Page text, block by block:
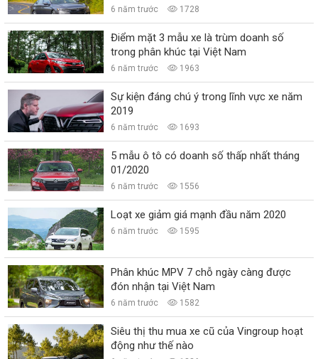
6 năm trước 1728
Điểm mặt 3 mẫu xe là trùm doanh số
trong phân khúc tại Việt Nam
6 năm trước 1963
Sự kiện đáng chú ý trong lĩnh vực xe năm
2019
6 năm trước 1693
5 mẫu ô tô có doanh số thấp nhất tháng
01/2020
6 năm trước 1556
Loạt xe giảm giá mạnh đầu năm 2020
6 năm trước 1595
Phân khúc MPV 7 chỗ ngày càng được
đón nhận tại Việt Nam
6 năm trước 1582
Siêu thị thu mua xe cũ của Vingroup hoạt
động như thế nào